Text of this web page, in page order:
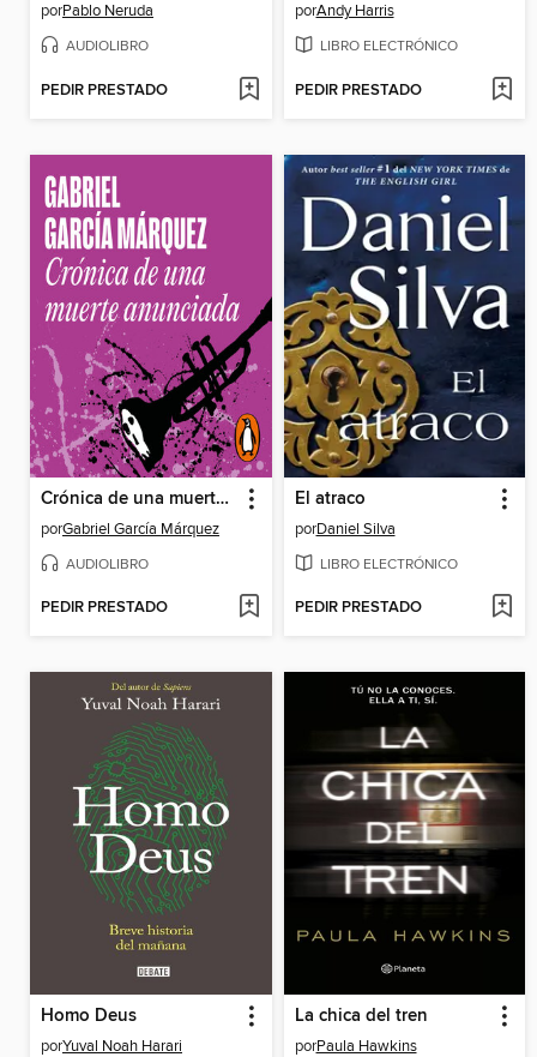
porPablo Neruda
AUDIOLIBRO
PEDIR PRESTADO
porAndy Harris
LIBRO ELECTRÓNICO
PEDIR PRESTADO
Crónica de una muerte anunciada
porGabriel García Márquez
AUDIOLIBRO
PEDIR PRESTADO
El atraco
porDaniel Silva
LIBRO ELECTRÓNICO
PEDIR PRESTADO
Homo Deus
porYuval Noah Harari
La chica del tren
porPaula Hawkins